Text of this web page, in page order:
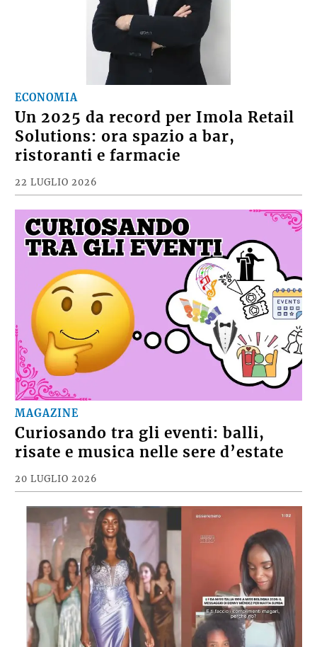
ECONOMIA
Un 2025 da record per Imola Retail
Solutions: ora spazio a bar,
ristoranti e farmacie
22 LUGLIO 2026
MAGAZINE
Curiosando tra gli eventi: balli,
risate e musica nelle sere d’estate
20 LUGLIO 2026